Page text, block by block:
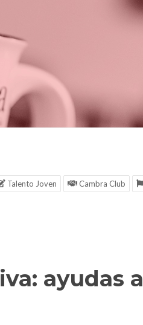
Talento Joven Cambra Club
ayudas a